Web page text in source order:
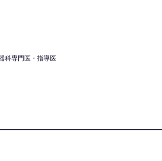
科専門医・指導医